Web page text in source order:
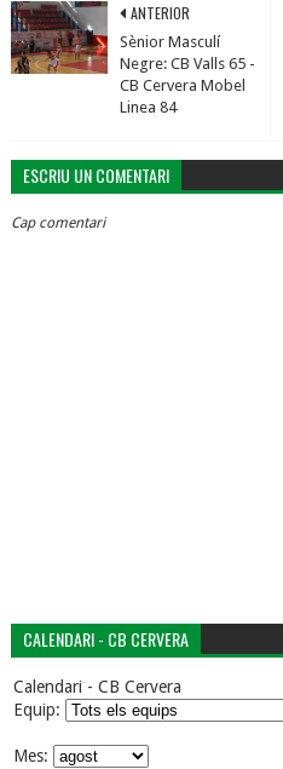
ANTERIOR
Sènior Masculí
Negre: CB Valls 65 -
CB Cervera Mobel
Linea 84
ESCRIU UN COMENTARI
Cap comentari
CALENDARI - CB CERVERA
Calendari - CB Cervera
Equip:
Mes: